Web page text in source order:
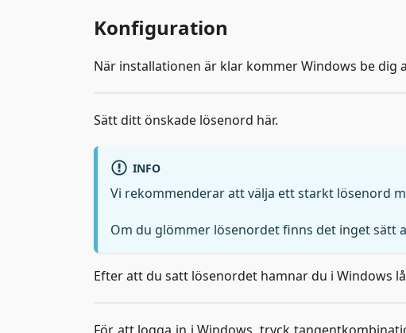
Konfiguration
När installationen är klar kommer Windows be dig
Sätt ditt önskade lösenord här.
INFO
Vi rekommenderar att välja ett starkt lösenord
Om du glömmer lösenordet finns det inget sätt
Efter att du satt lösenordet hamnar du i Windows